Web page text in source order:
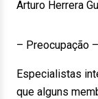
Arturo Herrera
– Preocupação –
Especialistas
que alguns